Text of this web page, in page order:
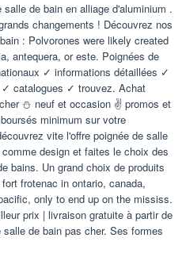
de bain en alliage d'aluminium .
changements ! Découvrez nos
: Polvorones were likely created
antequera, or este. Poignées de
✓ informations détaillées ✓
catalogues ✓ trouvez. Achat
⛄ neuf et occasion ✌ promos et
minimum sur votre
vite l'offre poignée de salle
design et faites le choix des
bains. Un grand choix de produits
frotenac in ontario, canada,
only to end up on the mississ.
prix | livraison gratuite à partir de
de bain pas cher. Ses formes